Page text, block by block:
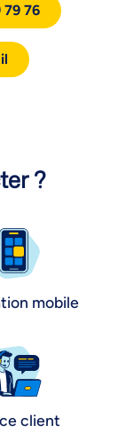
76
?
mobile
client